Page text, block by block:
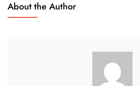
About the Author